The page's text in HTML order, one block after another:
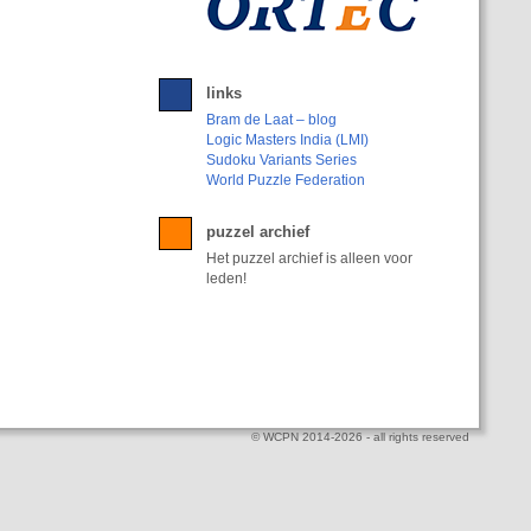
links
Bram de Laat – blog
Logic Masters India (LMI)
Sudoku Variants Series
World Puzzle Federation
puzzel archief
Het puzzel archief is alleen voor
leden!
© WCPN 2014-2026 - all rights reserved